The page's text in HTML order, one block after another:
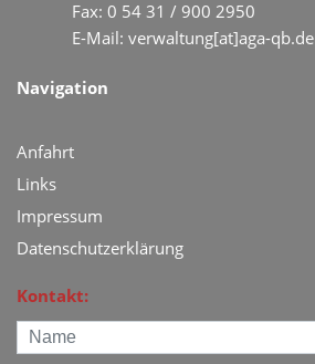
Fax: 0 54 31 / 900 2950
E-Mail: verwaltung[at]aga-qb.de
Navigation
Anfahrt
Links
Impressum
Datenschutzerklärung
Kontakt: